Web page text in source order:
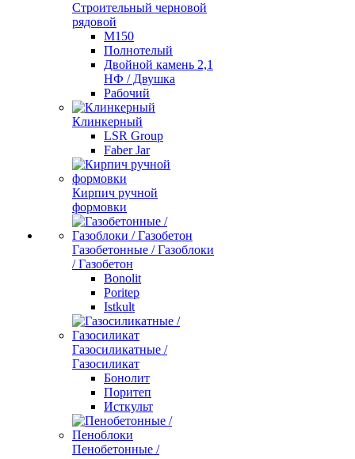
Строительный черновой
рядовой
М150
Полнотелый
Двойной камень 2,1
НФ / Двушка
Рабочий
Клинкерный
LSR Group
Faber Jar
Кирпич ручной
формовки
Газобетонные / Газоблоки
/ Газобетон
Bonolit
Poritep
Istkult
Газосиликатные /
Газосиликат
Бонолит
Поритеп
Исткульт
Пенобетонные /